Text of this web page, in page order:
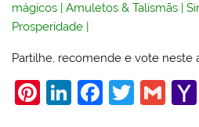
mágicos |Amuletos & Talismãs |
Prosperidade
Partilhe, recomende e vote neste
Pi Li F
T
G